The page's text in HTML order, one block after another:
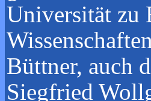
Universität zu
Büttner, auch
Siegfried